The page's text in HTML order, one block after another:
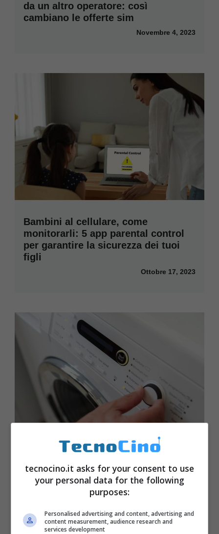
da un altro operatore: così
cambiano le offerte sim
Novembre 4, 2023
Bambini al cellulare, come
monitorarli: 5 app parental control
per garantire la sicurezza dei tuoi
figli
Ottobre 17, 2023
rivela qual è quella più affidabile
Ottobre 10, 2023
tecnocino.it asks for your consent to use
your personal data for the following
purposes:
Personalised advertising and content, advertising and
content measurement, audience research and
services development